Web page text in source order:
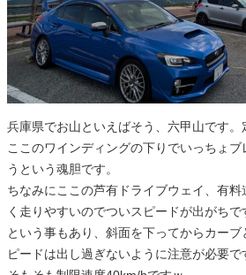
兵庫県でお山といえばそう、六甲山です。
ここのワインディングの下りでいっちょ
うという魂胆です。
ちなみにここの芦有ドライブウェイ、有
く走りやすいのでついスピードが出がち
という事もあり、斜面を下ってからカー
ピードは出し過ぎないように注意が必要で